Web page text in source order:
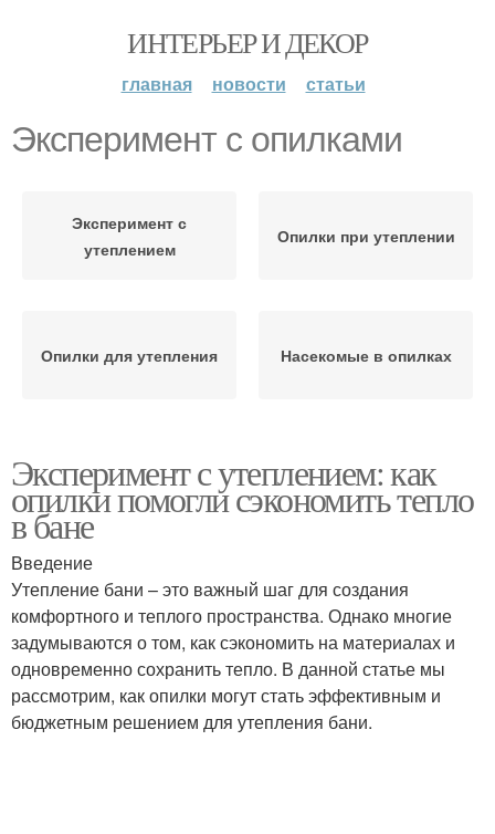
ИНТЕРЬЕР И ДЕКОР
главная новости статьи
Эксперимент с опилками
Эксперимент с
утеплением
Опилки при утеплении
Опилки для утепления Насекомые в опилках
Эксперимент с утеплением: как
опилки помогли сэкономить тепло
в бане
Введение
Утепление бани – это важный шаг для создания
комфортного и теплого пространства. Однако многие
задумываются о том, как сэкономить на материалах и
одновременно сохранить тепло. В данной статье мы
рассмотрим, как опилки могут стать эффективным и
бюджетным решением для утепления бани.